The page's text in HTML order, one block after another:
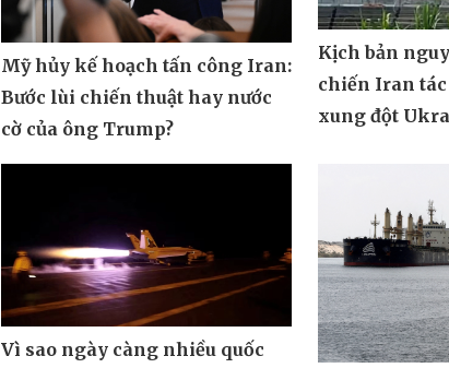
Mỹ hủy kế hoạch tấn công Iran:
Bước lùi chiến thuật hay nước
cờ của ông Trump?
Kịch bản
chiến Iran
xung đột
Vì sao ngày càng nhiều quốc